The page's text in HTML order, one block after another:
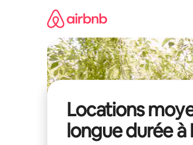
Locations
longue durée à